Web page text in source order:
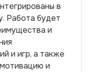
в
Работа будет
и
и игр, а также
и